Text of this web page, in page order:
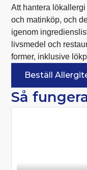
Att hantera
och matinköp, och
igenom
livsmedel och
former, inklusive
Beställ
Så